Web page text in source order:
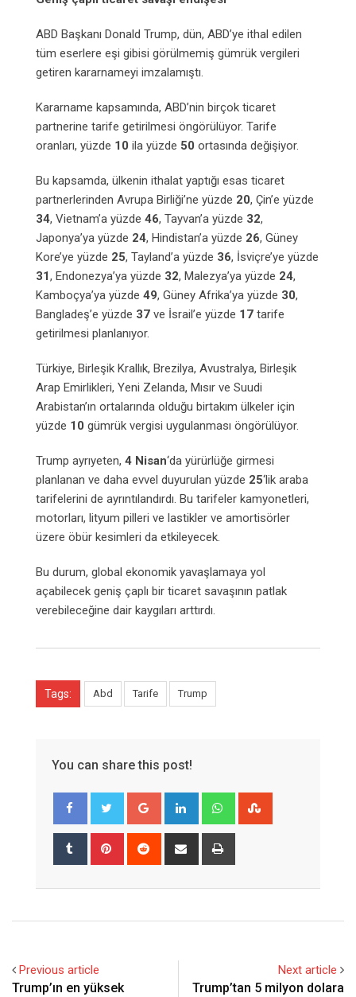
ABD Başkanı Donald Trump, dün, ABD’ye ithal edilen
tüm eserlere eşi gibisi görülmemiş gümrük vergileri
getiren kararnameyi imzalamıştı.
Kararname kapsamında, ABD’nin birçok ticaret
partnerine tarife getirilmesi öngörülüyor. Tarife
oranları, yüzde 10 ila yüzde 50 ortasında değişiyor.
Bu kapsamda, ülkenin ithalat yaptığı esas ticaret
partnerlerinden Avrupa Birliği’ne yüzde 20, Çin’e yüzde
34, Vietnam’a yüzde 46, Tayvan’a yüzde 32,
Japonya’ya yüzde 24, Hindistan’a yüzde 26, Güney
Kore’ye yüzde 25, Tayland’a yüzde 36, İsviçre’ye yüzde
31, Endonezya’ya yüzde 32, Malezya’ya yüzde 24,
Kamboçya’ya yüzde 49, Güney Afrika’ya yüzde 30,
Bangladeş’e yüzde 37 ve İsrail’e yüzde 17 tarife
getirilmesi planlanıyor.
Türkiye, Birleşik Krallık, Brezilya, Avustralya, Birleşik
Arap Emirlikleri, Yeni Zelanda, Mısır ve Suudi
Arabistan’ın ortalarında olduğu birtakım ülkeler için
yüzde 10 gümrük vergisi uygulanması öngörülüyor.
Trump ayrıyeten, 4 Nisan‘da yürürlüğe girmesi
planlanan ve daha evvel duyurulan yüzde 25‘lik araba
tarifelerini de ayrıntılandırdı. Bu tarifeler kamyonetleri,
motorları, lityum pilleri ve lastikler ve amortisörler
üzere öbür kesimleri da etkileyecek.
Bu durum, global ekonomik yavaşlamaya yol
açabilecek geniş çaplı bir ticaret savaşının patlak
verebileceğine dair kaygıları arttırdı.
Tags: Abd Tarife Trump
You can share this post!
Google+ LinkedIn Whatsapp
Tumblr Pinterest Reddit
Share
Previous article
Trump’ın en yüksek
Next article
Trump’tan 5 milyon dolara